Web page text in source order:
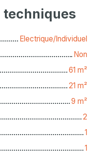
techniques
Electrique/Individuel
Non
61 m²
21 m²
9 m²
2
1
1